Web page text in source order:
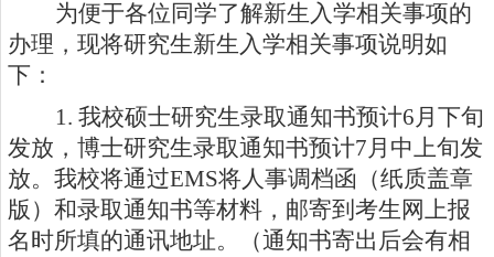
为便于各位同学了解新生入学相关事项的
办理，现将研究生新生入学相关事项说明如
下：
1. 我校硕士研究生录取通知书预计6月下旬
发放，博士研究生录取通知书预计7月中上旬发
放。我校将通过EMS将人事调档函（纸质盖章
版）和录取通知书等材料，邮寄到考生网上报
名时所填的通讯地址。（通知书寄出后会有相